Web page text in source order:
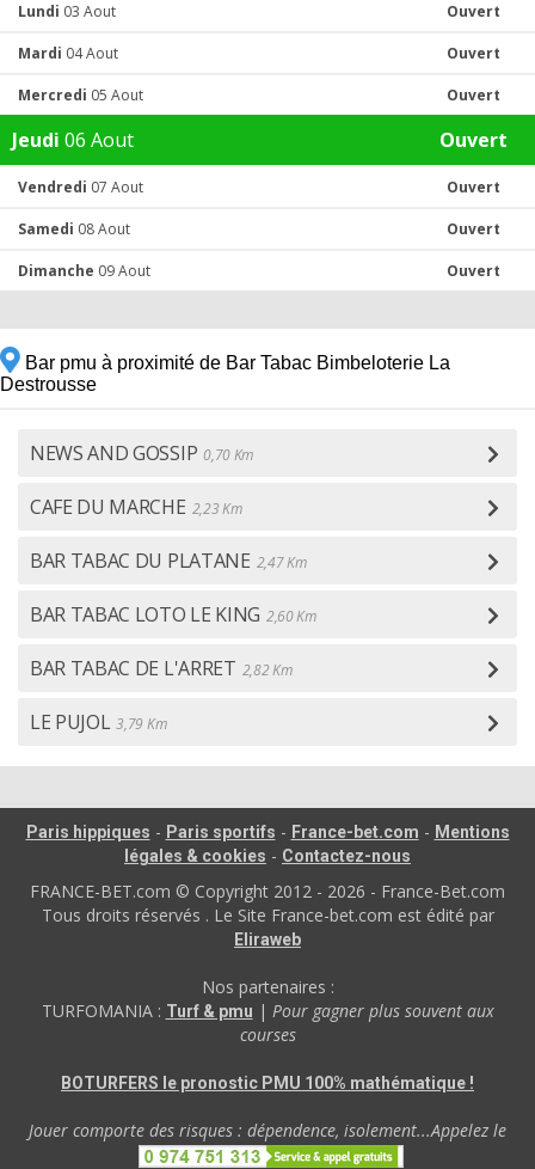
Lundi 03 Aout Ouvert
Mardi 04 Aout Ouvert
Mercredi 05 Aout Ouvert
Jeudi 06 Aout Ouvert
Vendredi 07 Aout Ouvert
Samedi 08 Aout Ouvert
Dimanche 09 Aout Ouvert
Bar pmu à proximité de Bar Tabac Bimbeloterie La
Destrousse
NEWS AND GOSSIP 0,70 Km
CAFE DU MARCHE 2,23 Km
BAR TABAC DU PLATANE 2,47 Km
BAR TABAC LOTO LE KING 2,60 Km
BAR TABAC DE L'ARRET 2,82 Km
LE PUJOL 3,79 Km
Paris hippiques - Paris sportifs - France-bet.com - Mentions
légales & cookies - Contactez-nous
FRANCE-BET.com © Copyright 2012 - 2026 - France-Bet.com
Tous droits réservés . Le Site France-bet.com est édité par
Eliraweb
Nos partenaires :
TURFOMANIA : Turf & pmu | Pour gagner plus souvent aux
courses
BOTURFERS le pronostic PMU 100% mathématique !
Jouer comporte des risques : dépendence, isolement...Appelez le